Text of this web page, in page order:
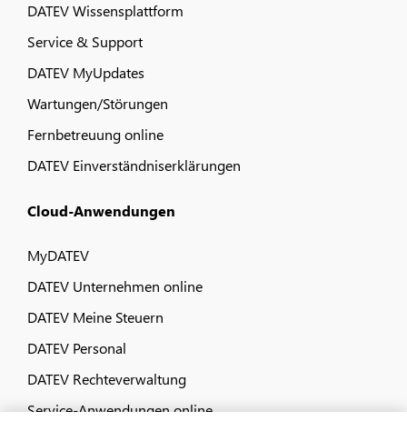
DATEV Wissensplattform
Service & Support
DATEV MyUpdates
Wartungen/Störungen
Fernbetreuung online
DATEV Einverständniserklärungen
Cloud-Anwendungen
MyDATEV
DATEV Unternehmen online
DATEV Meine Steuern
DATEV Personal
DATEV Rechteverwaltung
Service-Anwendungen online